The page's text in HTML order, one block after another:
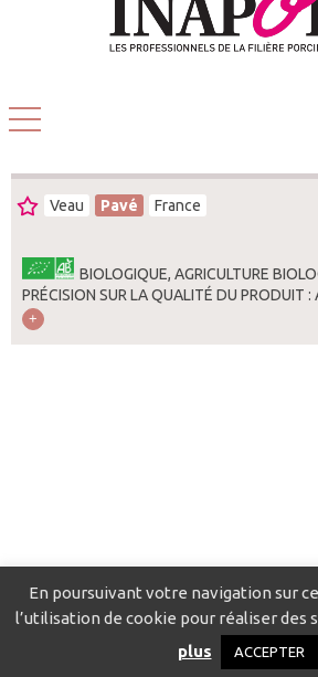
Veau Pavé France
BIOLOGIQUE, AGRICULTURE
PRÉCISION SUR LA QUALITÉ DU PRODUIT :
Catalogue pour localiser les fournisseurs
Politique de confidentialité
En poursuivant votre navigation sur
l’utilisation de cookie pour réaliser des
plus
ACCEPTER